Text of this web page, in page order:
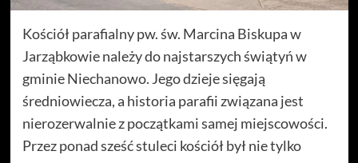
Kościół parafialny pw. św. Marcina Biskupa w
Jarząbkowie należy do najstarszych świątyń w
gminie Niechanowo. Jego dzieje sięgają
średniowiecza, a historia parafii związana jest
nierozerwalnie z początkami samej miejscowości.
Przez ponad sześć stuleci kościół był nie tylko